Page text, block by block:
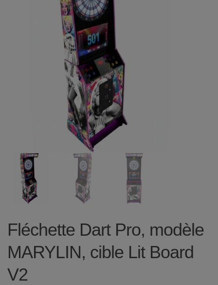
Fléchette Dart Pro, modèle
MARYLIN, cible Lit Board
V2